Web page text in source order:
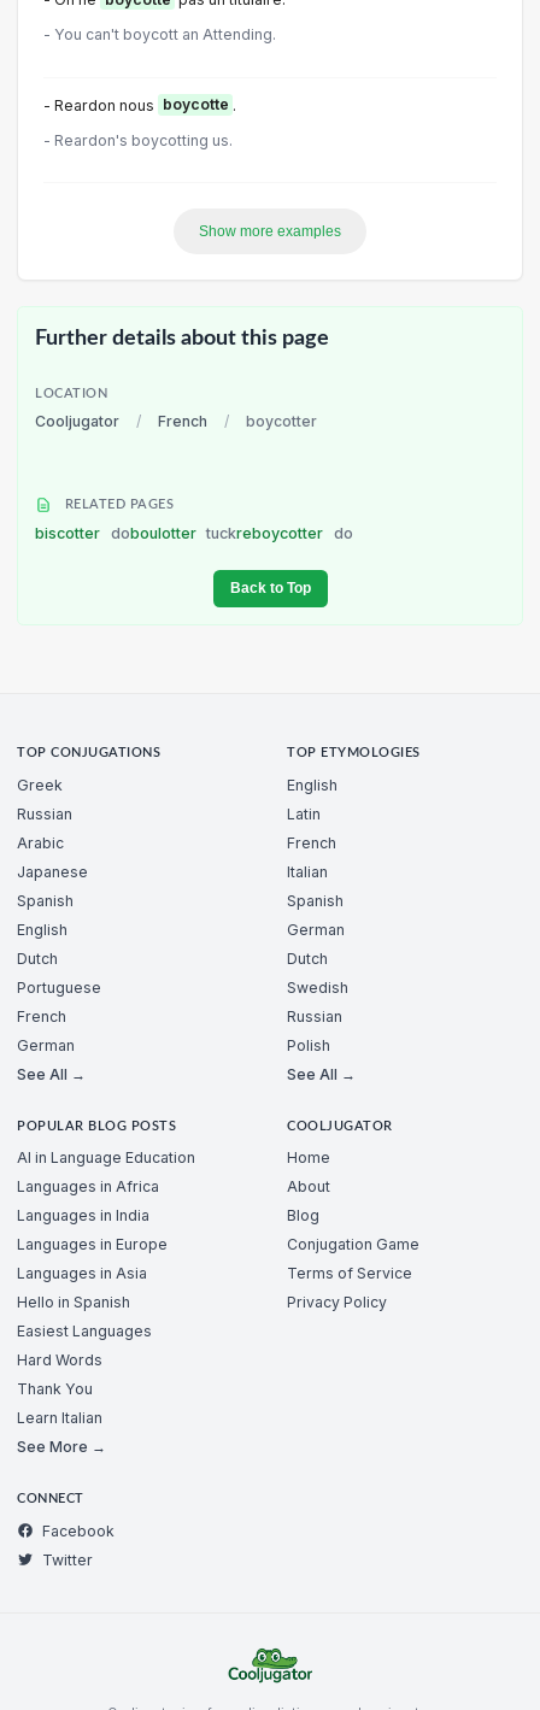
- You can't boycott an Attending.
- Reardon nous boycotte .
- Reardon's boycotting us.
Show more examples
Further details about this page
LOCATION
Cooljugator / French / boycotter
RELATED PAGES
biscotter doboulotter tuckreboycotter do
Back to Top
TOP CONJUGATIONS
Greek
Russian
Arabic
Japanese
Spanish
English
Dutch
Portuguese
French
German
See All →
TOP ETYMOLOGIES
English
Latin
French
Italian
Spanish
German
Dutch
Swedish
Russian
Polish
See All →
POPULAR BLOG POSTS
AI in Language Education
Languages in Africa
Languages in India
Languages in Europe
Languages in Asia
Hello in Spanish
Easiest Languages
Hard Words
Thank You
Learn Italian
See More →
COOLJUGATOR
Home
About
Blog
Conjugation Game
Terms of Service
Privacy Policy
CONNECT
Facebook
Twitter